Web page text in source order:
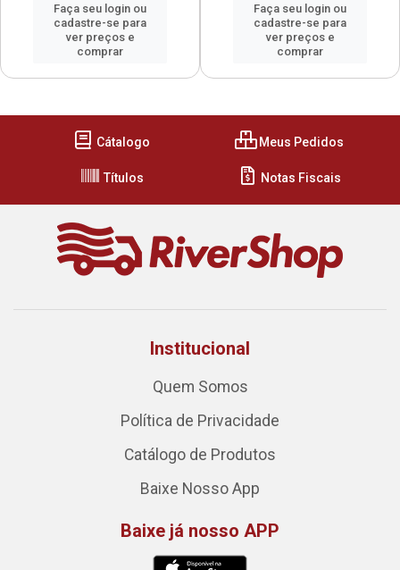
Faça seu login ou
cadastre-se para
ver preços e
comprar
Faça seu login ou
cadastre-se para
ver preços e
comprar
Cátalogo Meus Pedidos
Títulos Notas Fiscais
Institucional
Quem Somos
Política de Privacidade
Catálogo de Produtos
Baixe Nosso App
Baixe já nosso APP